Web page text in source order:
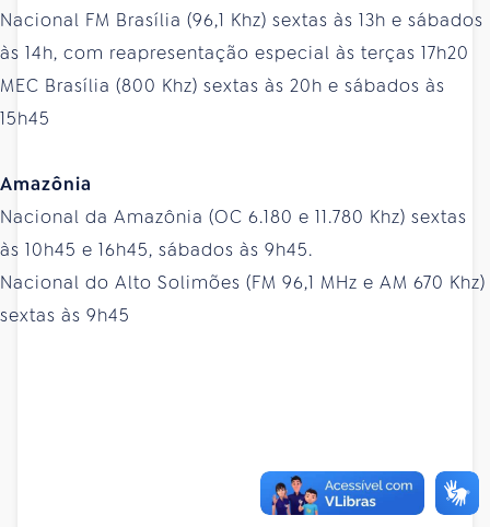
Nacional FM Brasília (96,1 Khz) sextas às 13h e sábados
às 14h, com reapresentação especial às terças 17h20
MEC Brasília (800 Khz) sextas às 20h e sábados às
15h45
Amazônia
Nacional da Amazônia (OC 6.180 e 11.780 Khz) sextas
às 10h45 e 16h45, sábados às 9h45.
Nacional do Alto Solimões (FM 96,1 MHz e AM 670 Khz)
sextas às 9h45